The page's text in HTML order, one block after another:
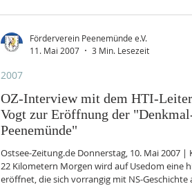
OZ-Interview mit dem HTI-
Vogt zur Eröffnung der
Peenemünde"
Ostsee-Zeitung.de Donnerstag, 10. Mai 2007 | Kultur Geschichte auf
22 Kilometern Morgen wird auf Usedom eine
eröffnet, die sich vorrangig mit NS-Geschichte
2007
Förderverein Peenemünde e.V.
11. Mai 2007
3 Min. Lesezeit